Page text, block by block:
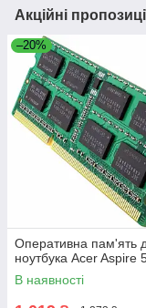
Акційні
–20%
Оперативна пам'ять
ноутбука Acer Aspire
В наявності